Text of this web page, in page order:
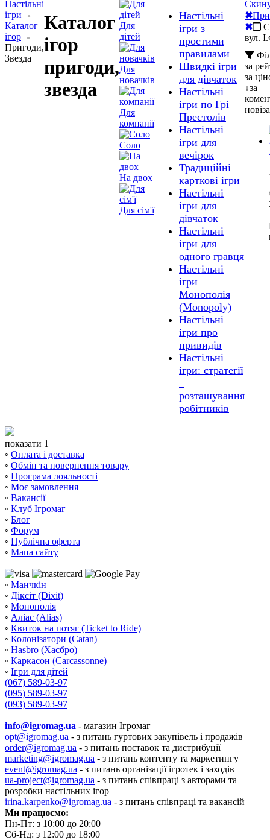
Настільні
ігри
Каталог
ігор
Пригоди,
Звезда
Каталог
ігор
пригоди,
звезда
Для
дітей
Для
новачків
Для
компанії
Соло
На двох
Для сім'ї
Настільні
ігри з
простими
правилами
Швидкі ігри
для дівчаток
Настільні
ігри по Грі
Престолів
Настільні
ігри для
вечірок
Традиційні
карткові ігри
Настільні
ігри для
дівчаток
Настільні
ігри для
одного гравця
Настільні
ігри
Монополія
(Monopoly)
Настільні
ігри про
привидів
Настільні
ігри: стратегії
–
розташування
робітників
✖
✖
Є
вул.
за
за
↓за
нові
показати 1
◦ Оплата і доставка
◦ Обмін та повернення товару
◦ Програма лояльності
◦ Моє замовлення
◦ Вакансії
◦ Клуб Ігромаг
◦ Блог
◦ Форум
◦ Публічна оферта
◦ Мапа сайту
◦ Манчкін
◦ Діксіт (Dixit)
◦ Монополія
◦ Аліас (Alias)
◦ Квиток на потяг (Ticket to Ride)
◦ Колонізатори (Catan)
◦ Hasbro (Хасбро)
◦ Каркасон (Carcassonne)
◦ Ігри для дітей
(067) 589-03-97
(095) 589-03-97
(093) 589-03-97
info@igromag.ua - магазин Ігромаг
opt@igromag.ua - з питань гуртових закупівель і продажів
order@igromag.ua - з питань поставок та дистрибуції
marketing@igromag.ua - з питань контенту та маркетингу
event@igromag.ua - з питань організації ігротек і заходів
ua-project@igromag.ua - з питань співпраці з авторами та
розробки настільних ігор
irina.karpenko@igromag.ua - з питань співпраці та вакансій
Ми працюємо:
Пн-Пт: з 10:00 до 20:00
Сб-Нд: з 12:00 до 18:00